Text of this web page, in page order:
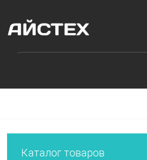
Каталог товаров